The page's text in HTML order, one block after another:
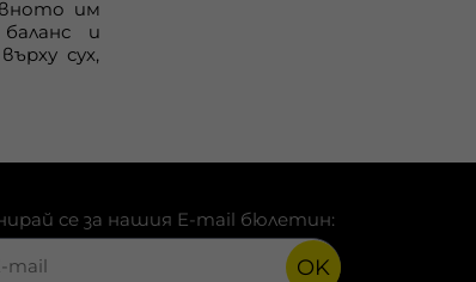
им
и
сух,
се за нашия E-mail бюлетин:
OK